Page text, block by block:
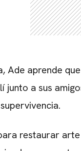
Ade aprende
junto a sus
restaurar